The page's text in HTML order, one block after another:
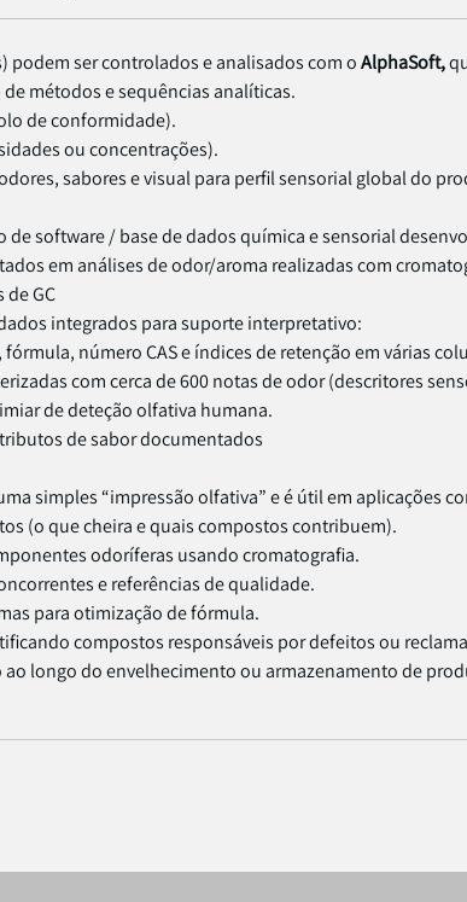
podem ser controlados e analisados com oAlphaSoft,
métodos e sequências analíticas.
de conformidade).
ou concentrações).
sabores e visual para perfil sensorial global do
de software / base de dados química e sensorial
em análises de odor/aroma realizadas com
de GC
integrados para suporte interpretativo:
número CAS e índices de retenção em várias
com cerca de 600 notas de odor (descritores
de deteção olfativa humana.
de sabor documentados
simples “impressão olfativa” e é útil em aplicações
(o que cheira e quais compostos contribuem).
odoríferas usando cromatografia.
e referências de qualidade.
para otimização de fórmula.
compostos responsáveis por defeitos ou
longo do envelhecimento ou armazenamento de